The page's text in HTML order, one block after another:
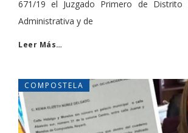
671/19 el Juzgado Primero de Distrito
Administrativa y de
Leer Más…
COMPOSTELA